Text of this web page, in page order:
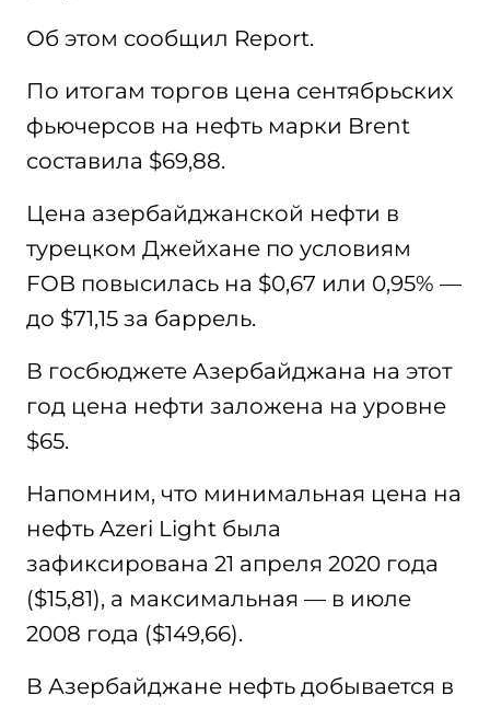
Об этом сообщил Report.
По итогам торгов цена сентябрьских
фьючерсов на нефть марки Brent
составила $69,88.
Цена азербайджанской нефти в
турецком Джейхане по условиям
FOB повысилась на $0,67 или 0,95% —
до $71,15 за баррель.
В госбюджете Азербайджана на этот
год цена нефти заложена на уровне
$65.
Напомним, что минимальная цена на
нефть Azeri Light была
зафиксирована 21 апреля 2020 года
($15,81), а максимальная — в июле
2008 года ($149,66).
В Азербайджане нефть добывается в